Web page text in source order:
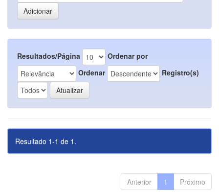
Resultados/Página
Ordenar por
Ordenar
Registro(s)
Resultado 1-1 de 1.
Anterior 1 Próximo